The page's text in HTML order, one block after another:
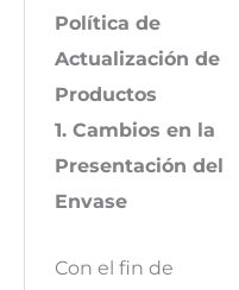
Política de
Actualización de
Productos
1. Cambios en la
Presentación del
Envase
Con el fin de